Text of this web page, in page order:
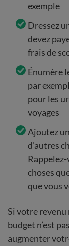
exemple
Dressez
devez
frais de
Énumère
par
pour les
voyages
Ajoutez
d’autres
Rappelez-
choses
que vous
Si votre revenu
budget n’est
augmenter